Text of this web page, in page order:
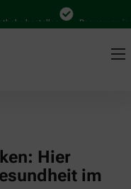
bestellen Bequem
Hier
im